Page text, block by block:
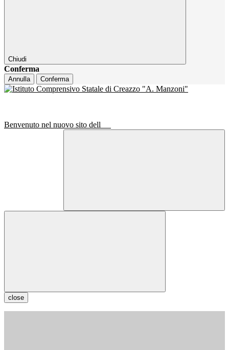
Chiudi
Conferma
Annulla Conferma
Benvenuto nel nuovo sito dell
close